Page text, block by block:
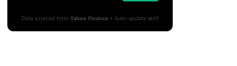
Data sourced from Yahoo Finance • Auto-update aktif